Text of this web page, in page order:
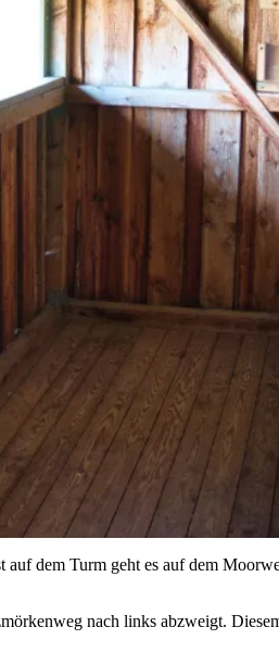
auf dem Turm geht es auf dem
nach links abzweigt.